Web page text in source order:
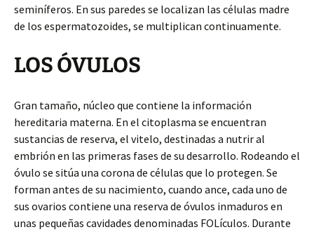
seminíferos. En sus paredes se localizan las células madre
de los espermatozoides, se multiplican continuamente.
LOS ÓVULOS
Gran tamaño, núcleo que contiene la información
hereditaria materna. En el citoplasma se encuentran
sustancias de reserva, el vitelo, destinadas a nutrir al
embrión en las primeras fases de su desarrollo. Rodeando el
óvulo se sitúa una corona de células que lo protegen. Se
forman antes de su nacimiento, cuando ance, cada uno de
sus ovarios contiene una reserva de óvulos inmaduros en
unas pequeñas cavidades denominadas FOLículos. Durante